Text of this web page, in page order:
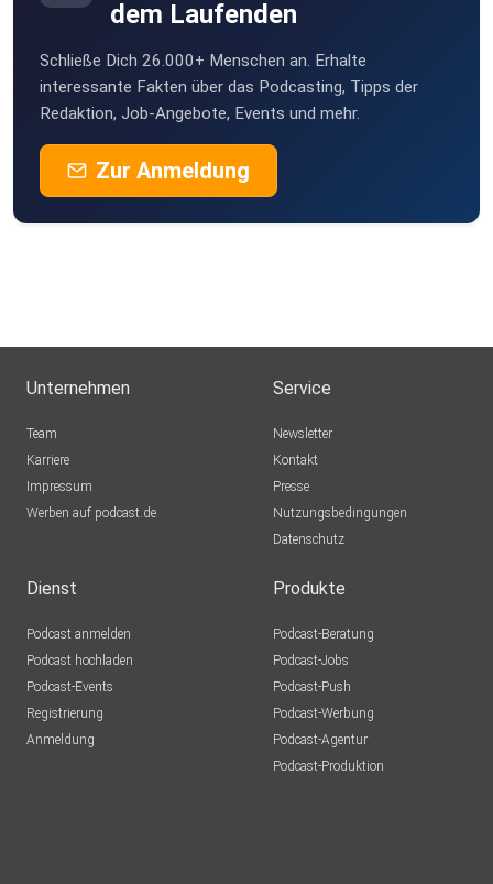
dem Laufenden
Schließe Dich 26.000+ Menschen an. Erhalte
interessante Fakten über das Podcasting, Tipps der
Redaktion, Job-Angebote, Events und mehr.
Zur Anmeldung
Unternehmen
Team
Karriere
Impressum
Werben auf podcast.de
Service
Newsletter
Kontakt
Presse
Nutzungsbedingungen
Datenschutz
Dienst
Podcast anmelden
Podcast hochladen
Podcast-Events
Registrierung
Anmeldung
Produkte
Podcast-Beratung
Podcast-Jobs
Podcast-Push
Podcast-Werbung
Podcast-Agentur
Podcast-Produktion